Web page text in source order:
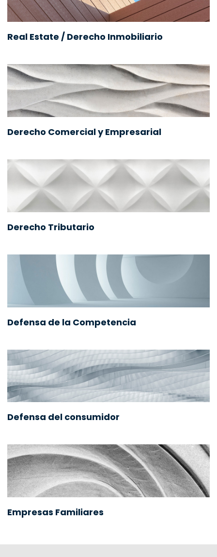
Real Estate / Derecho Inmobiliario
Derecho Comercial y Empresarial
Derecho Tributario
Defensa de la Competencia
Defensa del consumidor
Empresas Familiares